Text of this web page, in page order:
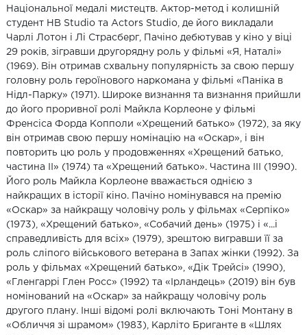
Національної медалі мистецтв. Актор-метод і колишній
студент HB Studio та Actors Studio, де його викладали
Чарлі Лотон і Лі Страсберг, Пачіно дебютував у кіно у віці
29 років, зігравши другорядну роль у фільмі «Я, Наталі»
(1969). Він отримав схвальну популярність за свою першу
головну роль героїнового наркомана у фільмі «Паніка в
Нідл-Парку» (1971). Широке визнання та визнання прийшли
до його проривної ролі Майкла Корлеоне у фільмі
Френсіса Форда Копполи «Хрещений батько» (1972), за яку
він отримав свою першу номінацію на «Оскар», і він
повторить цю роль у продовженнях «Хрещений батько,
частина II» (1974) та «Хрещений батько». Частина III (1990).
Його роль Майкла Корлеоне вважається однією з
найкращих в історії кіно. Пачіно номінувався на премію
«Оскар» за найкращу чоловічу роль у фільмах «Серпіко»
(1973), «Хрещений батько», «Собачий день» (1975) і «...і
справедливість для всіх» (1979), зрештою вигравши її за
роль сліпого військового ветерана в Запах жінки (1992). За
роль у фільмах «Хрещений батько», «Дік Трейсі» (1990),
«Гленгаррі Глен Росс» (1992) та «Ірландець» (2019) він був
номінований на «Оскар» за найкращу чоловічу роль
другого плану. Інші відомі ролі включають Тоні Монтану в
«Обличчя зі шрамом» (1983), Карліто Бриганте в «Шлях